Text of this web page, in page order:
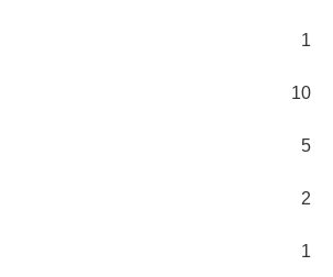
1
10
5
2
1